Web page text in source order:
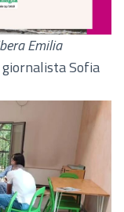
Emilia
Sofia